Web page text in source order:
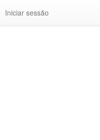
Iniciar sessão